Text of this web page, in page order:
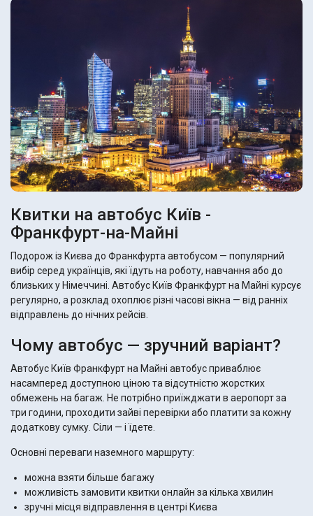
Квитки на автобус Київ -
Франкфурт-на-Майні
Подорож із Києва до Франкфурта автобусом — популярний
вибір серед українців, які їдуть на роботу, навчання або до
близьких у Німеччині. Автобус Київ Франкфурт на Майні курсує
регулярно, а розклад охоплює різні часові вікна — від ранніх
відправлень до нічних рейсів.
Чому автобус — зручний варіант?
Автобус Київ Франкфурт на Майні автобус приваблює
насамперед доступною ціною та відсутністю жорстких
обмежень на багаж. Не потрібно приїжджати в аеропорт за
три години, проходити зайві перевірки або платити за кожну
додаткову сумку. Сіли — і їдете.
Основні переваги наземного маршруту:
можна взяти більше багажу
можливість замовити квитки онлайн за кілька хвилин
зручні місця відправлення в центрі Києва